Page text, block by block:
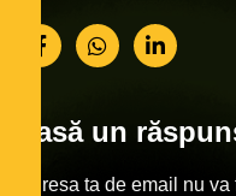
Lasă un
Adresa ta de email nu